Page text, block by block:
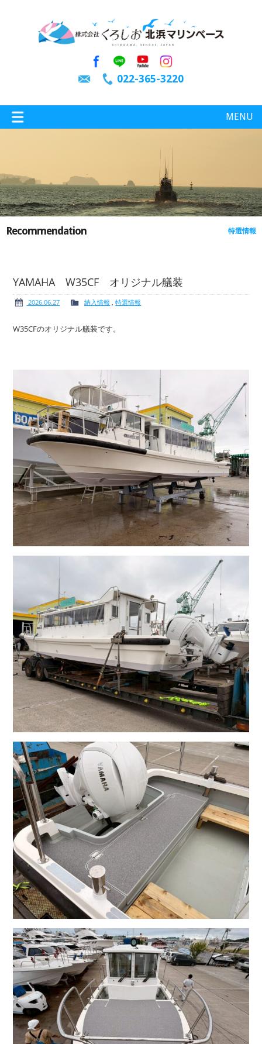
022-365-3220
MENU
特選情報 釣り情報
サービス案内
新艇・展示艇情報 中古艇情報
会社概要
Recommendation 特選情報
YAMAHA W35CF オリジナル艤装
2026.06.27 納入情報 ,特選情報
W35CFのオリジナル艤装です。